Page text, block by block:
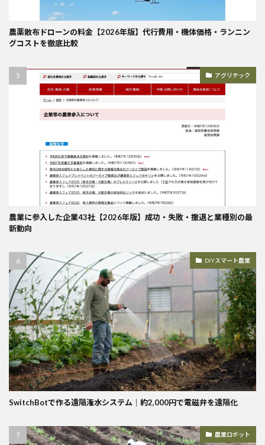
農薬散布ドローンの料金【2026年版】代行費用・機体価格・ランニン
グコストを徹底比較
アグリテック
農業に参入した企業43社【2026年版】成功・失敗・撤退と業種別の最
新動向
DIYスマート農業
SwitchBotで作る遠隔潅水システム｜約2,000円で電磁弁を遠隔化
農業ロボット